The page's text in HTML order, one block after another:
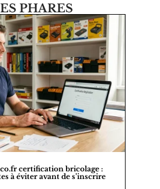
PHARES
certification bricolage :
à éviter avant de s’inscrire